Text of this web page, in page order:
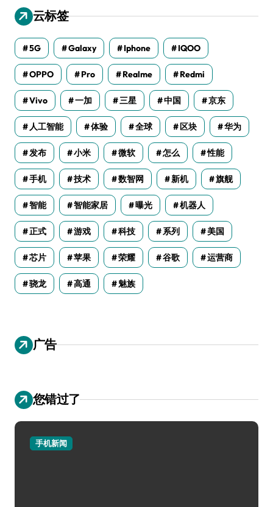
云标签
5G Galaxy Iphone IQOO
OPPO Pro Realme Redmi
Vivo 一加 三星 中国 京东
人工智能 体验 全球 区块 华为
发布 小米 微软 怎么 性能
手机 技术 数智网 新机 旗舰
智能 智能家居 曝光 机器人
正式 游戏 科技 系列 美国
芯片 苹果 荣耀 谷歌 运营商
骁龙 高通 魅族
广告
您错过了
手机新闻